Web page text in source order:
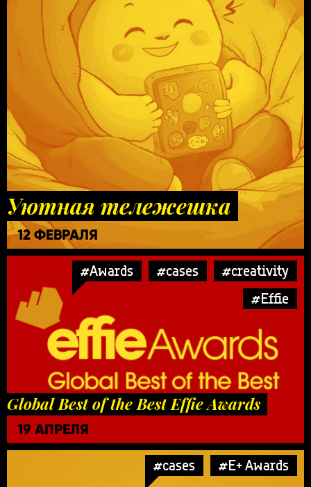
Уютная тележешка
12 ФЕВРАЛЯ
#Awards #cases
#creativity
#Effie
Global Best of the Best Effie Awards
19 АПРЕЛЯ
#cases #E+ Awards